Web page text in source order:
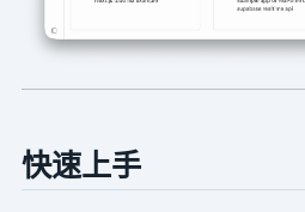
快速上手